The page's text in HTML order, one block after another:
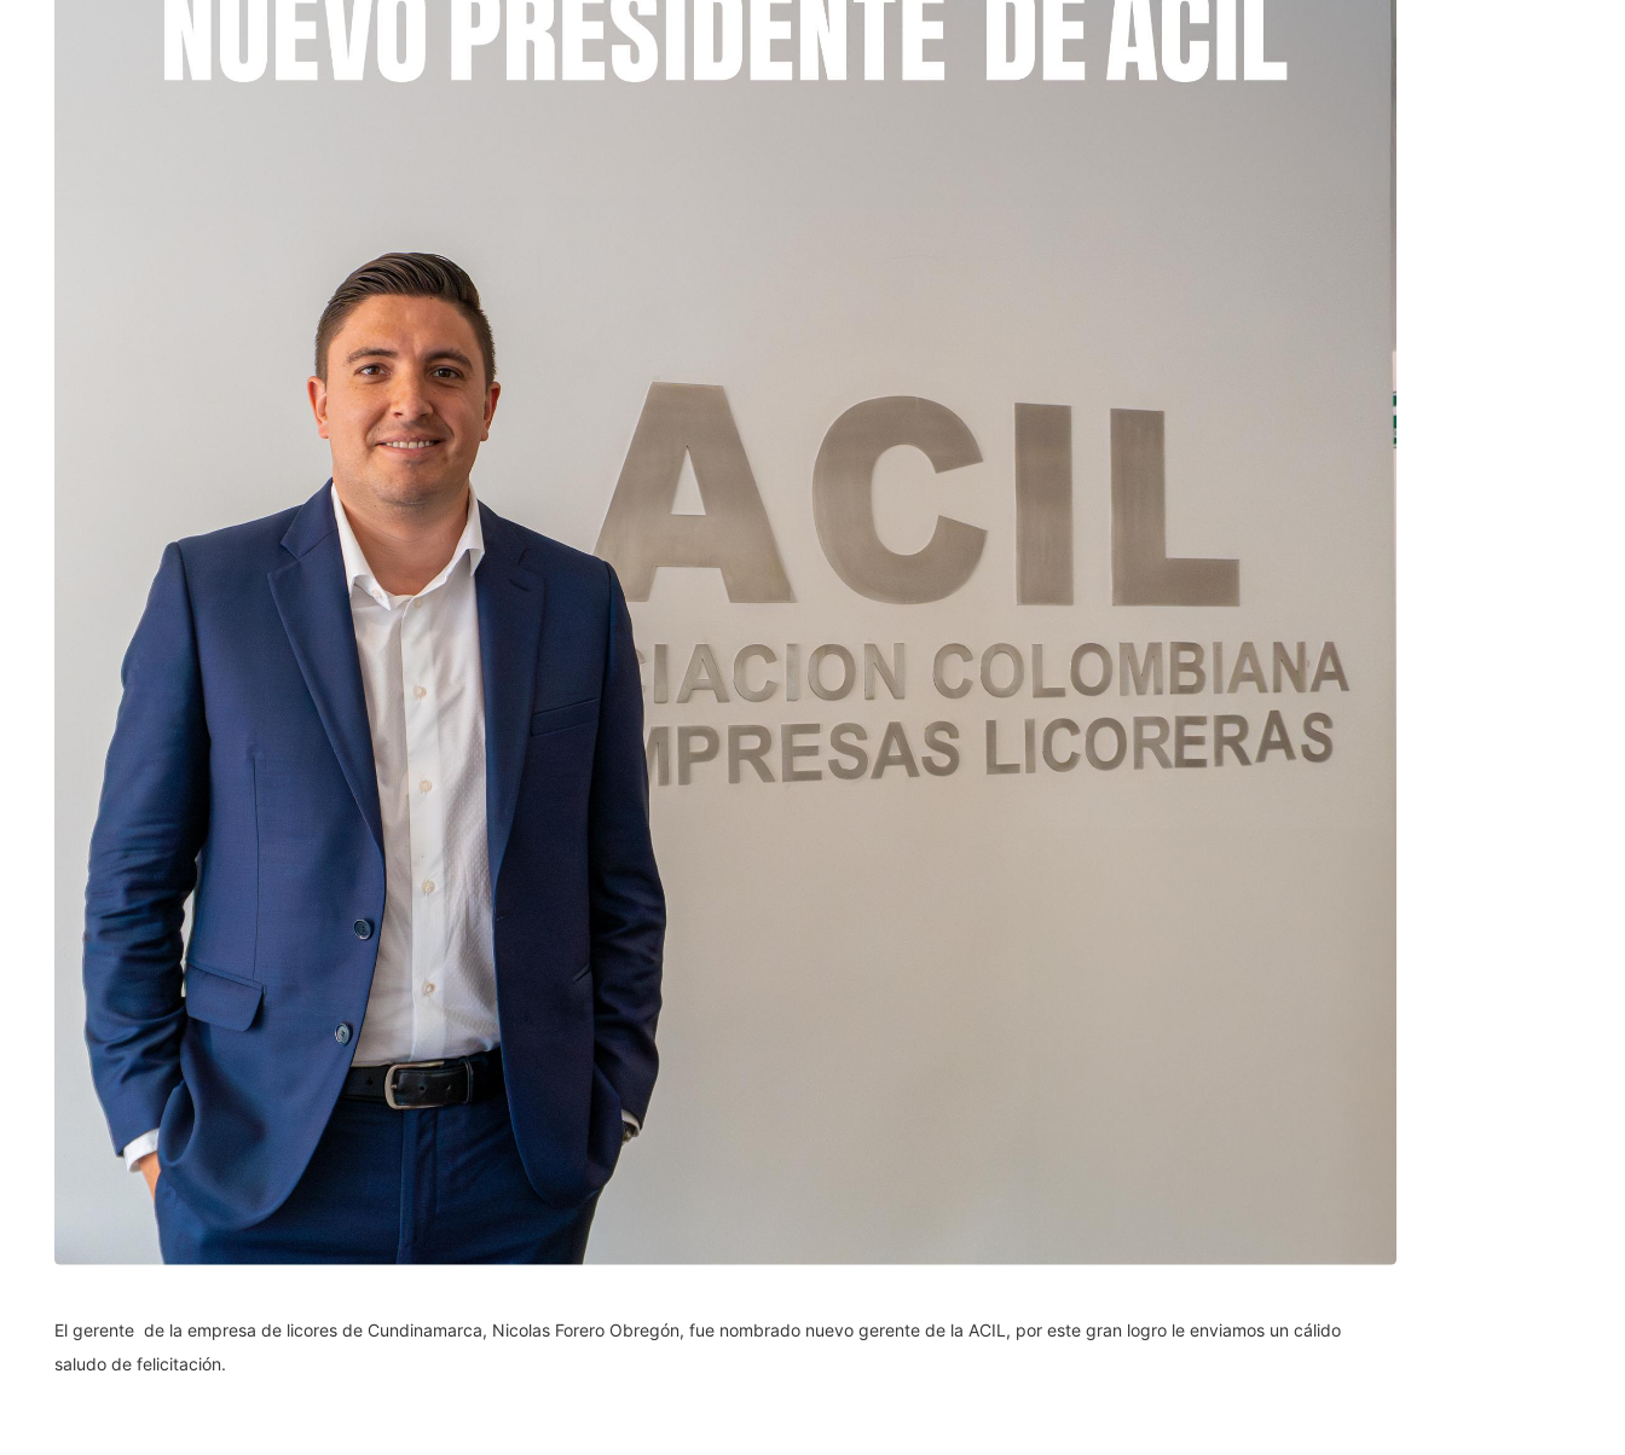
El gerente de la empresa de licores de Cundinamarca, Nicolas Forero Obregón, fue nombrado nuevo gerente de la ACIL, por este gran logro le enviamos un cálido
saludo de felicitación.